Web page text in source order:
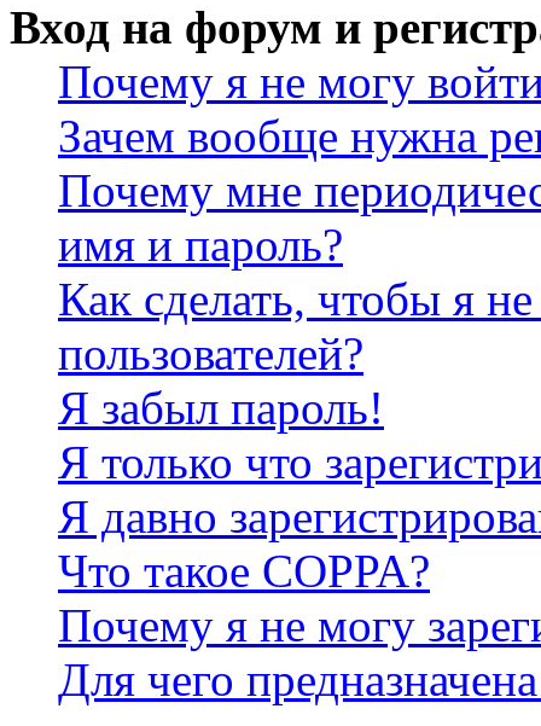
Вход на форум и
Почему я не могу
Зачем вообще нужна
Почему мне
имя и пароль?
Как сделать, чтобы я
пользователей?
Я забыл пароль!
Я только что
Я давно
Что такое COPPA?
Почему я не могу
Для чего